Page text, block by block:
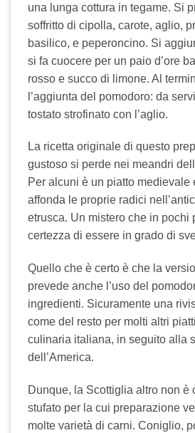
una lunga cottura in tegame. Si
soffritto di cipolla, carote, aglio,
basilico, e peperoncino. Si
si fa cuocere per un paio d’ore
rosso e succo di limone. Al
l’aggiunta del pomodoro: da
tostato strofinato con l’aglio.
La ricetta originale di questo
gustoso si perde nei meandri
Per alcuni è un piatto medievale
affonda le proprie radici
etrusca. Un mistero che in pochi
certezza di essere in grado di
Quello che è certo è che la
prevede anche l’uso del
ingredienti. Sicuramente una
come del resto per molti altri
culinaria italiana, in seguito alla
dell’America.
Dunque, la Scottiglia altro non è
stufato per la cui preparazione
molte varietà di carni. Coniglio,